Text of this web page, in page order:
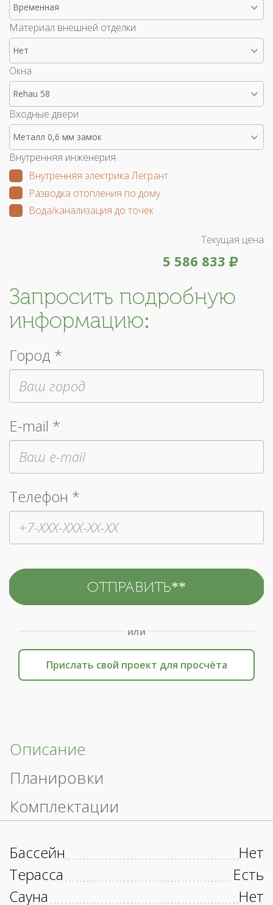
Временная
Материал внешней отделки
Нет
Окна
Rehau 58
Входные двери
Металл 0,6 мм замок
Внутренняя инженерия
Внутренняя электрика Легрант
Разводка отопления по дому
Вода/канализация до точек
Текущая цена
5 586 833
Запросить подробную
информацию:
Город *
E-mail *
Телефон *
или
Прислать свой проект для просчёта
Описание
Планировки
Комплектации
Бассейн
Нет
Терасса
Есть
Сауна
Нет